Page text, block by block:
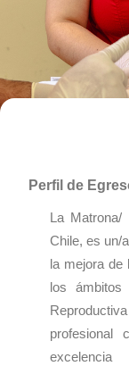
Perfil de
La
Chile, es un/
la mejora
los
profesional